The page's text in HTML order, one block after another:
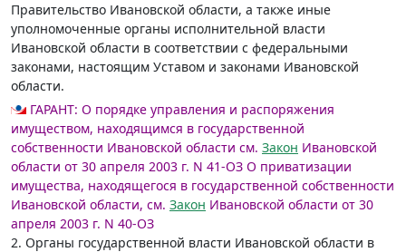
Правительство Ивановской области, а также иные
уполномоченные органы исполнительной власти
Ивановской области в соответствии с федеральными
законами, настоящим Уставом и законами Ивановской
области.
ГАРАНТ: О порядке управления и распоряжения
имуществом, находящимся в государственной
собственности Ивановской области см. Закон Ивановской
области от 30 апреля 2003 г. N 41-ОЗ О приватизации
имущества, находящегося в государственной собственности
Ивановской области, см. Закон Ивановской области от 30
апреля 2003 г. N 40-ОЗ
2. Органы государственной власти Ивановской области в